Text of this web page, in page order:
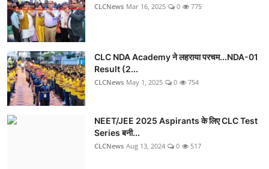
CLCNews Mar 16, 2025 0 775
CLC NDA Academy ने लहराया परचम...NDA-01
Result (2...
CLCNews May 1, 2025 0 754
NEET/JEE 2025 Aspirants के लिए CLC Test
Series बनी...
CLCNews Aug 13, 2024 0 517